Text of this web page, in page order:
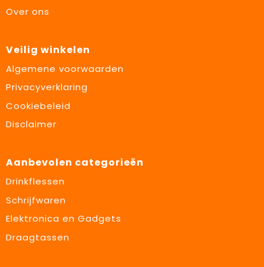
Over ons
Veilig winkelen
Algemene voorwaarden
Privacyverklaring
Cookiebeleid
Disclaimer
Aanbevolen categorieën
Drinkflessen
Schrijfwaren
Elektronica en Gadgets
Draagtassen